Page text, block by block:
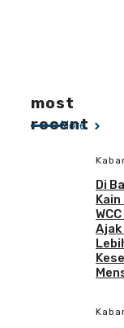
most
recent
More
Di
Ajak